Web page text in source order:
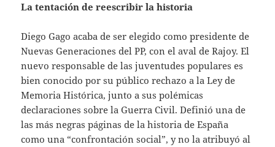
La tentación de reescribir la historia
Diego Gago acaba de ser elegido como presidente de
Nuevas Generaciones del PP, con el aval de Rajoy. El
nuevo responsable de las juventudes populares es
bien conocido por su público rechazo a la Ley de
Memoria Histórica, junto a sus polémicas
declaraciones sobre la Guerra Civil. Definió una de
las más negras páginas de la historia de España
como una “confrontación social”, y no la atribuyó al